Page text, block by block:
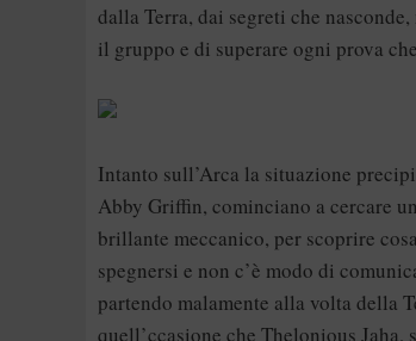
dalla Terra, dai segreti che
il gruppo e di superare ogni prova
Intanto sull’Arca la situazione
Abby Griffin, cominciano a cercare
brillante meccanico, per scoprire
spegnersi e non c’è modo di
partendo malamente alla volta della
quell’ccasione che Thelonious